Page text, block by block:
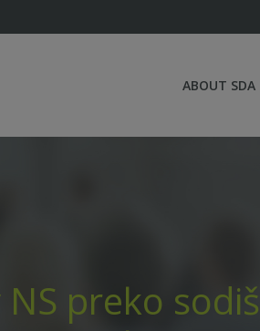
ABOUT SDA
preko